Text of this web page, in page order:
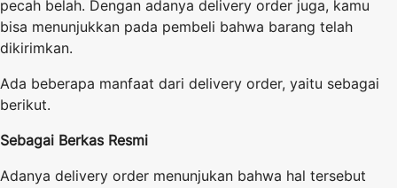
pecah belah. Dengan adanya delivery order juga, kamu
bisa menunjukkan pada pembeli bahwa barang telah
dikirimkan.
Ada beberapa manfaat dari delivery order, yaitu sebagai
berikut.
Sebagai Berkas Resmi
Adanya delivery order menunjukan bahwa hal tersebut